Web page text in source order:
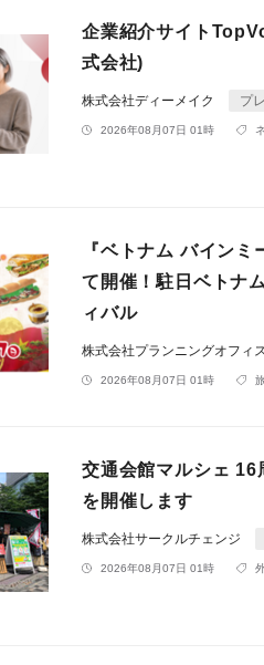
企業紹介サイト
式会社)
株式会社ディーメイク プ
2026年08月07日 01時
『ベトナム バイン
て開催！駐日ベトナ
ィバル
株式会社プランニングオフィ
2026年08月07日 01時
交通会館マルシェ 16
を開催します
株式会社サークルチェンジ
2026年08月07日 01時